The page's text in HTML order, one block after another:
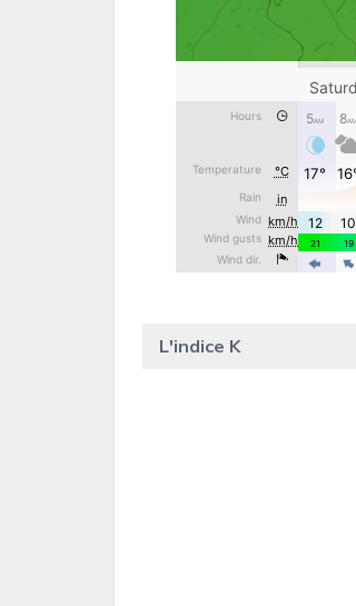
L'indice K